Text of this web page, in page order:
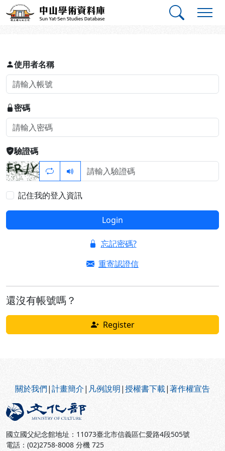
跳到主要內容
中山學術資料庫
登入
使用者名稱
密碼
驗證碼
記住我的登入資訊
Login
忘記密碼?
重寄認證信
還沒有帳號嗎？
Register
關於我們|計畫簡介| 凡例說明|授權書下載|著作權宣告
國立國父紀念館地址：11073臺北市信義區仁愛路4段505號
電話：(02)2758-8008 分機 725